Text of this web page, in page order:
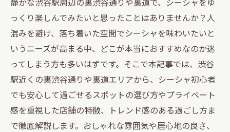
っくり楽しんでみたいと思ったことはありませんか？人
混みを避け、落ち着いた空間でシーシャを味わいたいと
いうニーズが高まる中、どこが本当におすすめなのか迷
ってしまう方も多いはずです。そこで本記事では、渋谷
駅近くの裏渋谷通りや裏道エリアから、シーシャ初心者
でも安心して過ごせるスポットの選び方やプライベート
感を重視した店舗の特徴、トレンド感のある過ごし方ま
で徹底解説します。おしゃれな雰囲気や居心地の良さ、